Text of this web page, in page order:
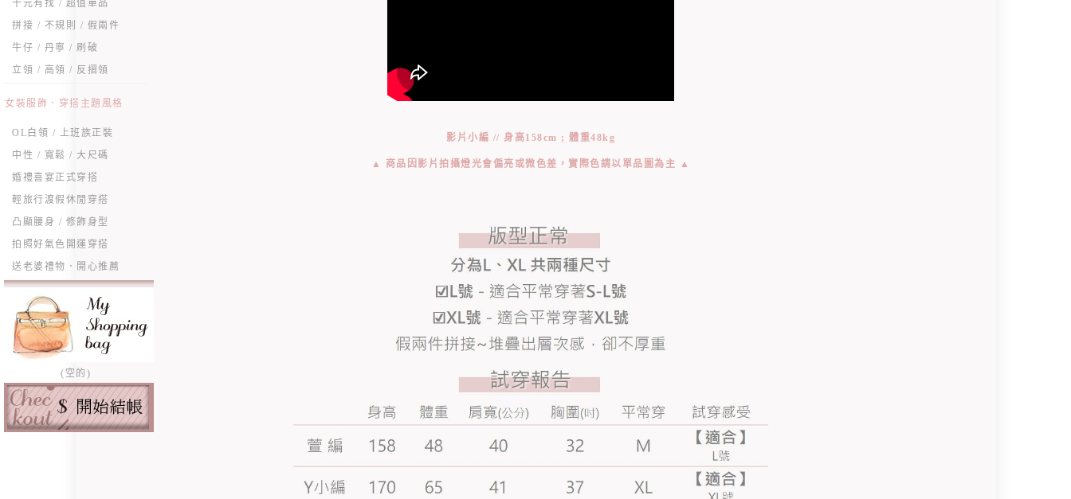
千元有找 / 超值單品
拼接 / 不規則 / 假兩件
牛仔 / 丹寧 / 刷破
立領 / 高領 / 反摺領
女裝服飾．穿搭主題風格
OL白領 / 上班族正裝
中性 / 寬鬆 / 大尺碼
婚禮喜宴正式穿搭
輕旅行渡假休閒穿搭
凸顯腰身 / 修飾身型
拍照好氣色開運穿搭
送老婆禮物．開心推薦
(空的)
影片小編 // 身高158cm ; 體重48kg
▲ 商品因影片拍攝燈光會偏亮或微色差，實際色請以單品圖為主 ▲